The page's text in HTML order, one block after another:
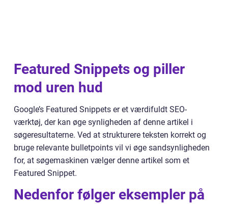
Featured Snippets og piller
mod uren hud
Google’s Featured Snippets er et værdifuldt SEO-
værktøj, der kan øge synligheden af denne artikel i
søgeresultaterne. Ved at strukturere teksten korrekt og
bruge relevante bulletpoints vil vi øge sandsynligheden
for, at søgemaskinen vælger denne artikel som et
Featured Snippet.
Nedenfor følger eksempler på